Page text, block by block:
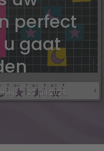
perfect
gaat
. 23 juli 2025